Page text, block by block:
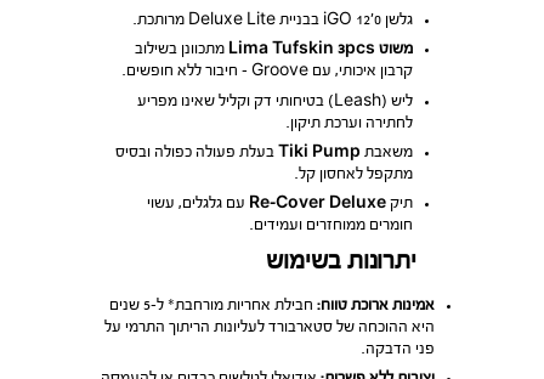
גלשן iGO 12’0 בבניית Deluxe Lite מרותכת.
משוט Lima Tufskin 3pcs
מתכוונן בשילוב
קרבון איכותי, עם Groove – חיבור ללא חופשים.
ליש (Leash) בטיחותי דק וקליל שאינו מפריע
לחתירה וערכת תיקון.
משאבת Tiki Pumpבעלת פעולה כפולה ובסיס
מתקפל לאחסון קל.
תיק Re-Cover Deluxe עם גלגלים, עשוי
חומרים ממוחזרים ועמידים.
יתרונות בשימוש
אמינות ארוכת טווח:
חבילת אחריות מורחבת* ל-5 שנים
היא ההוכחה של סטארבורד לעליונות הריתוך התרמי על
פני הדבקה.